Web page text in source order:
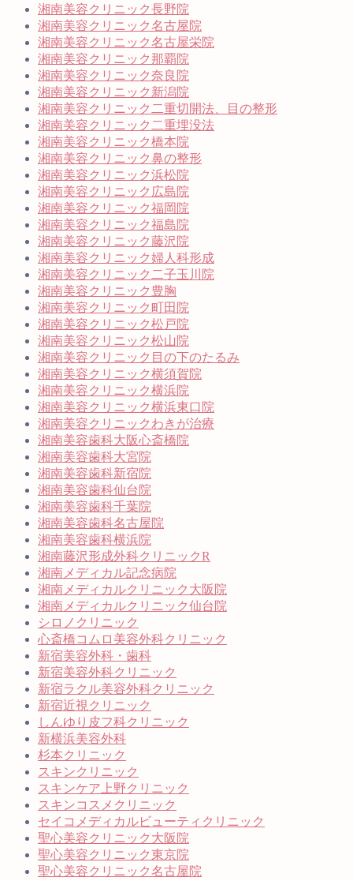
湘南美容クリニック長野院
湘南美容クリニック名古屋院
湘南美容クリニック名古屋栄院
湘南美容クリニック那覇院
湘南美容クリニック奈良院
湘南美容クリニック新潟院
湘南美容クリニック二重切開法、目の整形
湘南美容クリニック二重埋没法
湘南美容クリニック橋本院
湘南美容クリニック鼻の整形
湘南美容クリニック浜松院
湘南美容クリニック広島院
湘南美容クリニック福岡院
湘南美容クリニック福島院
湘南美容クリニック藤沢院
湘南美容クリニック婦人科形成
湘南美容クリニック二子玉川院
湘南美容クリニック豊胸
湘南美容クリニック町田院
湘南美容クリニック松戸院
湘南美容クリニック松山院
湘南美容クリニック目の下のたるみ
湘南美容クリニック横須賀院
湘南美容クリニック横浜院
湘南美容クリニック横浜東口院
湘南美容クリニックわきが治療
湘南美容歯科大阪心斎橋院
湘南美容歯科大宮院
湘南美容歯科新宿院
湘南美容歯科仙台院
湘南美容歯科千葉院
湘南美容歯科名古屋院
湘南美容歯科横浜院
湘南藤沢形成外科クリニックR
湘南メディカル記念病院
湘南メディカルクリニック大阪院
湘南メディカルクリニック仙台院
シロノクリニック
心斎橋コムロ美容外科クリニック
新宿美容外科・歯科
新宿美容外科クリニック
新宿ラクル美容外科クリニック
新宿近視クリニック
しんゆり皮フ科クリニック
新横浜美容外科
杉本クリニック
スキンクリニック
スキンケア上野クリニック
スキンコスメクリニック
セイコメディカルビューティクリニック
聖心美容クリニック大阪院
聖心美容クリニック東京院
聖心美容クリニック名古屋院